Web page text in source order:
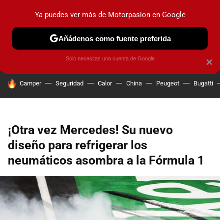
PRUEBAS COCHES ELÉCTRICOS OBSERVATORIO
HOY SE HABLA DE
Camper Seguridad Calor China Peugeot Bugatti
¡Otra vez Mercedes! Su nuevo
diseño para refrigerar los
neumáticos asombra a la Fórmula 1
×
Ya puedes ver más de Motorpasion en Google
Añádenos como fuente preferida
Solo necesitas una cuenta de Google